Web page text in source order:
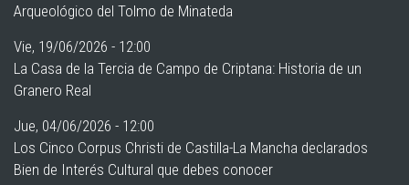
Arqueológico del Tolmo de Minateda
Vie, 19/06/2026 - 12:00
La Casa de la Tercia de Campo de Criptana: Historia de un
Granero Real
Jue, 04/06/2026 - 12:00
Los Cinco Corpus Christi de Castilla-La Mancha declarados
Bien de Interés Cultural que debes conocer